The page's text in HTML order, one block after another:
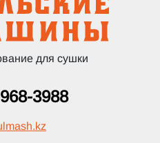
для сушки
3988